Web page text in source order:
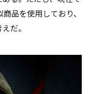
品を使用しており、
だ。